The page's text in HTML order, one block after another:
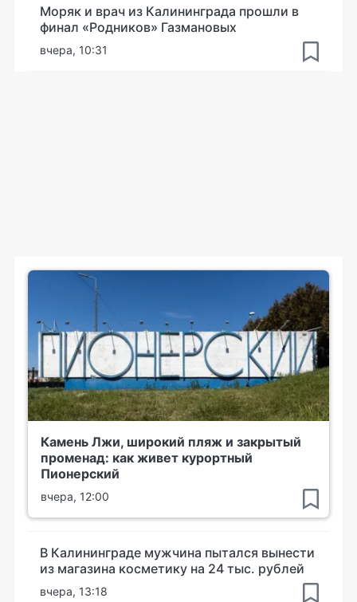
Моряк и врач из Калининграда прошли в
финал «Родников» Газмановых
вчера, 10:31
Камень Лжи, широкий пляж и закрытый
променад: как живет курортный
Пионерский
вчера, 12:00
В Калининграде мужчина пытался вынести
из магазина косметику на 24 тыс. рублей
вчера, 13:18